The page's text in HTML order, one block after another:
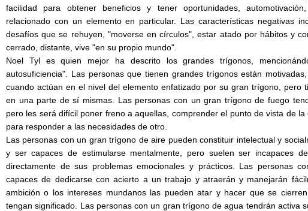
facilidad para obtener beneficios y tener oportunidades,
relacionado con un elemento en particular. Las características negativas
desafíos que se rehuyen, "moverse en círculos", estar atado por hábitos y
cerrado, distante, vive "en su propio mundo".
Noel Tyl es quien mejor ha descrito los grandes trígonos,
autosuficiencia". Las personas que tienen grandes trígonos están
cuando actúan en el nivel del elemento enfatizado por su gran trígono, pero
en una parte de sí mismas. Las personas con un gran trígono de fuego
pero les será difícil poner freno a aquellas, comprender el punto de vista de
para responder a las necesidades de otro.
Las personas con un gran trígono de aire pueden constituir intelectual y
y ser capaces de estimularse mentalmente, pero suelen ser incapaces
directamente de sus problemas emocionales y prácticos. Las personas
capaces de dedicarse con acierto a un trabajo y atraerán y manejarán
ambición o los intereses mundanos las pueden atar y hacer que se
tengan significado. Las personas con un gran trígono de agua tendrán activa